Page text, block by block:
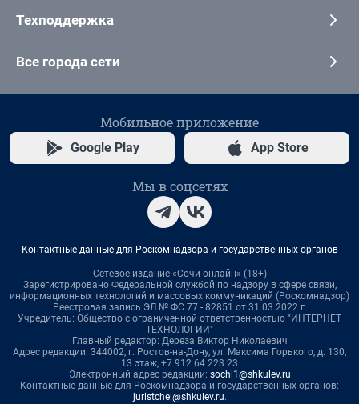
Техподдержка
Все города сети
Мобильное приложение
Google Play App Store
Мы в соцсетях
Контактные данные для Роскомнадзора и государственных органов
Сетевое издание «Сочи онлайн» (18+)
Зарегистрировано Федеральной службой по надзору в сфере связи,
информационных технологий и массовых коммуникаций (Роскомнадзор)
Реестровая запись ЭЛ № ФС 77 - 82851 от 31.03.2022 г.
Учредитель: Общество с ограниченной ответственностью "ИНТЕРНЕТ
ТЕХНОЛОГИИ"
Главный редактор: Дереза Виктор Николаевич
Адрес редакции: 344002, г. Ростов-на-Дону, ул. Максима Горького, д. 130,
13 этаж, +7 912 64 223 23
Электронный адрес редакции: sochi1@shkulev.ru
Контактные данные для Роскомнадзора и государственных органов:
juristchel@shkulev.ru.